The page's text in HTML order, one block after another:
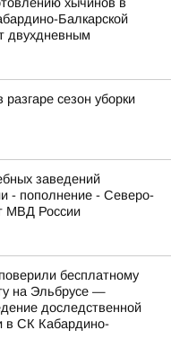
Балкарской
двухдневным
сезон уборки
заведений
- пополнение - Северо-
МВД России
бесплатному
на Эльбрусе —
доследственной
в СК Кабардино-